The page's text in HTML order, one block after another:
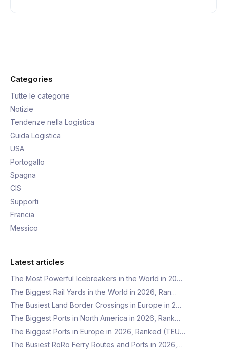
Categories
Tutte le categorie
Notizie
Tendenze nella Logistica
Guida Logistica
USA
Portogallo
Spagna
CIS
Supporti
Francia
Messico
Latest articles
The Most Powerful Icebreakers in the World in 20…
The Biggest Rail Yards in the World in 2026, Ran…
The Busiest Land Border Crossings in Europe in 2…
The Biggest Ports in North America in 2026, Rank…
The Biggest Ports in Europe in 2026, Ranked (TEU…
The Busiest RoRo Ferry Routes and Ports in 2026,…